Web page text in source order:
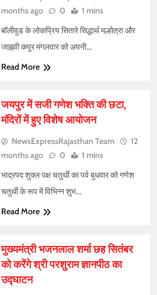
months ago
0 1 mins
बॉलीवुड के लोकप्रिय सितारे सिद्धार्थ मल्होत्रा और
जाह्नवी कपूर मंगलवार को अपनी…
Read More
जयपुर में सजी गणेश भक्ति की छटा,
मंदिरों में हुए विशेष आयोजन
NewsExpressRajasthan Team
12
months ago
0 1 mins
भाद्रपद शुक्ल पक्ष चतुर्थी का पर्व बुधवार को गणेश
चतुर्थी के रूप में विभिन्न शुभ…
Read More
मुख्यमंत्री भजनलाल शर्मा छह सितंबर
को करेंगे श्री परशुराम ज्ञानपीठ का
उद्घाटन